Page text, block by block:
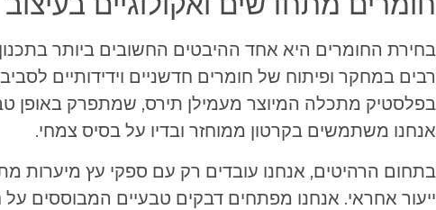
בחירת החומרים היא אחד ההיבטים החשובים ביותר
רבים במחקר ופיתוח של חומרים חדשניים וידידותיים
בפלסטיק מתכלה המיוצר מעמילן תירס, שמתפרק באופן
אנחנו משתמשים בקרטון ממוחזר ובדיו על בסיס צמחי.
בתחום הרהיטים, אנחנו עובדים רק עם ספקי עץ מיערות
ייעור אחראי. אנחנו מפתחים דבקים טבעיים המבוססים